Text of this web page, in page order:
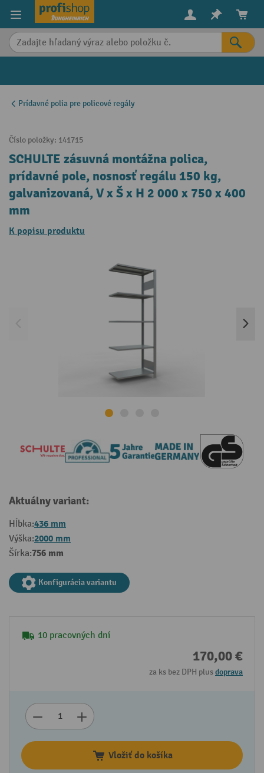
content
Prídavné polia pre policové regály
Číslo položky: 141715
SCHULTE zásuvná montážna polica,
prídavné pole, nosnosť regálu 150 kg,
galvanizovaná, V x Š x H 2 000 x 750 x 400
mm
K popisu produktu
Aktuálny variant:
Hĺbka:436 mm
Výška:2000 mm
Šírka:756 mm
Konfigurácia variantu
10 pracovných dní
170,00 €
za ks bez DPH plusdoprava
Vložiť do košíka